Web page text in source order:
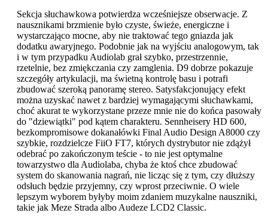
Sekcja słuchawkowa potwierdza wcześniejsze obserwacje. Z
nausznikami brzmienie było czyste, świeże, energiczne i
wystarczająco mocne, aby nie traktować tego gniazda jak
dodatku awaryjnego. Podobnie jak na wyjściu analogowym, tak
i w tym przypadku Audiolab grał szybko, przestrzennie,
rzetelnie, bez zmiękczania czy zamglenia. D9 dobrze pokazuje
szczegóły artykulacji, ma świetną kontrolę basu i potrafi
zbudować szeroką panoramę stereo. Satysfakcjonujący efekt
można uzyskać nawet z bardziej wymagającymi słuchawkami,
choć akurat te wykorzystane przeze mnie nie do końca pasowały
do "dziewiątki" pod kątem charakteru. Sennheisery HD 600,
bezkompromisowe dokanałówki Final Audio Design A8000 czy
szybkie, rozdzielcze FiiO FT7, których dystrybutor nie zdążył
odebrać po zakończonym teście - to nie jest optymalne
towarzystwo dla Audiolaba, chyba że ktoś chce zbudować
system do skanowania nagrań, nie licząc się z tym, czy dłuższy
odsłuch będzie przyjemny, czy wprost przeciwnie. O wiele
lepszym wyborem byłyby moim zdaniem muzykalne nauszniki,
takie jak Meze Strada albo Audeze LCD2 Classic.